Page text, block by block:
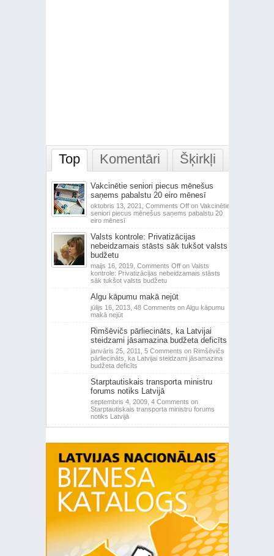
Top Komentāri Šķirkļi
Vakcinētie seniori piecus mēnešus
saņems pabalstu 20 eiro mēnesī
oktobris 13, 2021, Comments Offon Vakcinētie
seniori piecus mēnešus saņems pabalstu 20
eiro mēnesī
Valsts kontrole: Privatizācijas
nebeidzamais stāsts sāk tukšot valsts
budžetu
maijs 16, 2019, Comments Offon Valsts
kontrole: Privatizācijas nebeidzamais stāsts
sāk tukšot valsts budžetu
Algu kāpumu makā nejūt
jūlijs 16, 2013, 48 Comments on Algu kāpumu
makā nejūt
Rimšēvičs pārliecināts, ka Latvijai
steidzami jāsamazina budžeta deficīts
janvāris 25, 2011, 5 Comments on Rimšēvičs
pārliecināts, ka Latvijai steidzami jāsamazina
budžeta deficīts
Starptautiskais transporta ministru
forums notiks Latvijā
septembris 4, 2009, 4 Comments on
Starptautiskais transporta ministru forums
notiks Latvijā